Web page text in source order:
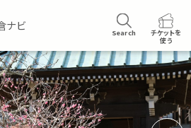
Search
チケットを
使う